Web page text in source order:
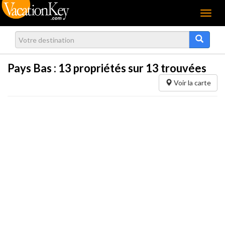
Menu
Pays Bas : 13 propriétés sur 13 trouvées
Voir la carte